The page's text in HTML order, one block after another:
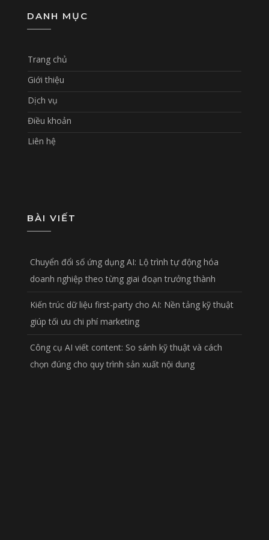
DANH MỤC
Trang chủ
Giới thiệu
Dịch vụ
Điều khoản
Liên hệ
BÀI VIẾT
Chuyển đổi số ứng dụng AI: Lộ trình tự động hóa
doanh nghiệp theo từng giai đoạn trưởng thành
Kiến trúc dữ liệu first-party cho AI: Nền tảng kỹ thuật
giúp tối ưu chi phí marketing
Công cụ AI viết content: So sánh kỹ thuật và cách
chọn đúng cho quy trình sản xuất nội dung